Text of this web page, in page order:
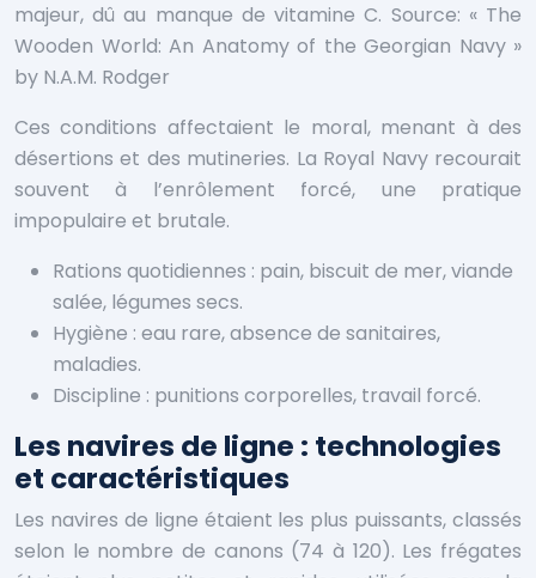
majeur, dû au manque de vitamine C. Source: « The
Wooden World: An Anatomy of the Georgian Navy »
by N.A.M. Rodger
Ces conditions affectaient le moral, menant à des
désertions et des mutineries. La Royal Navy recourait
souvent à l’enrôlement forcé, une pratique
impopulaire et brutale.
Rations quotidiennes : pain, biscuit de mer, viande
salée, légumes secs.
Hygiène : eau rare, absence de sanitaires,
maladies.
Discipline : punitions corporelles, travail forcé.
Les navires de ligne : technologies
et caractéristiques
Les navires de ligne étaient les plus puissants, classés
selon le nombre de canons (74 à 120). Les frégates